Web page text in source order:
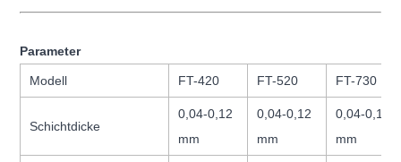
Parameter
Modell FT-420 FT-520 FT-730
Schichtdicke
0,04-0,12
mm
0,04-0,12
mm
0,04-0,12
mm